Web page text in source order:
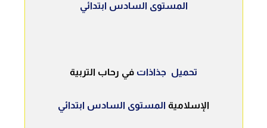
المستوى السادس ابتدائي
تحميل جذاذات في رحاب التربية
الإسلامية المستوى السادس ابتدائي